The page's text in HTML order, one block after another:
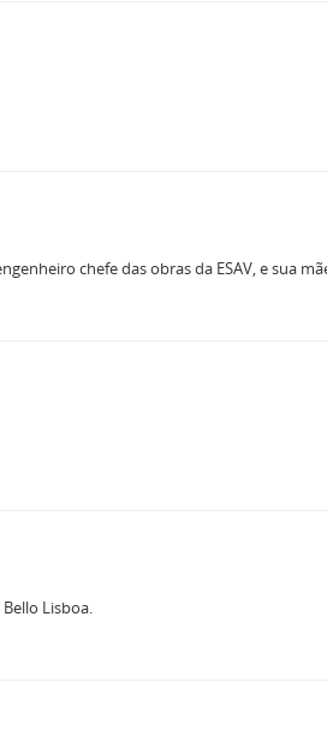
chefe das obras da ESAV, e sua
Lisboa.